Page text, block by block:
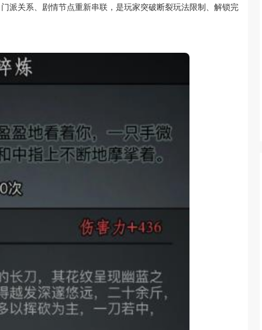
派关系、剧情节点重新串联，是玩家突破断裂玩法限制、解锁完